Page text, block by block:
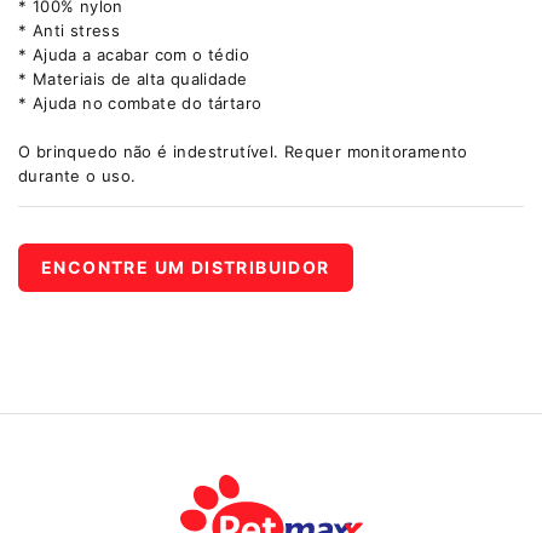
* 100% nylon
* Anti stress
* Ajuda a acabar com o tédio
* Materiais de alta qualidade
* Ajuda no combate do tártaro
O brinquedo não é indestrutível. Requer monitoramento
durante o uso.
ENCONTRE UM DISTRIBUIDOR